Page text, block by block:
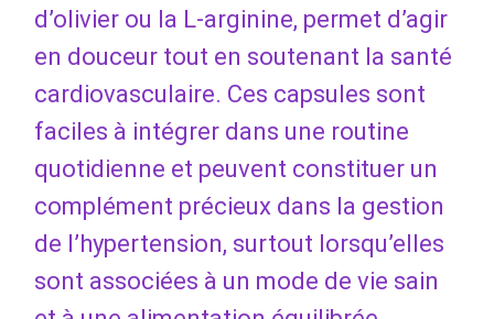
d’olivier ou la L-arginine, permet d’agir
en douceur tout en soutenant la santé
cardiovasculaire. Ces capsules sont
faciles à intégrer dans une routine
quotidienne et peuvent constituer un
complément précieux dans la gestion
de l’hypertension, surtout lorsqu’elles
sont associées à un mode de vie sain